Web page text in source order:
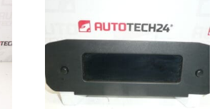
plus
ancien